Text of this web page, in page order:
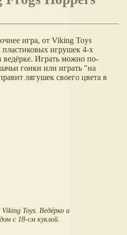
игра, от Viking Toys
игрушек 4-х
ведёрке. Играть можно по-
гонки или играть "на
лягушек своего цвета в
Toys. Ведёрко и
с 18-см куклой.